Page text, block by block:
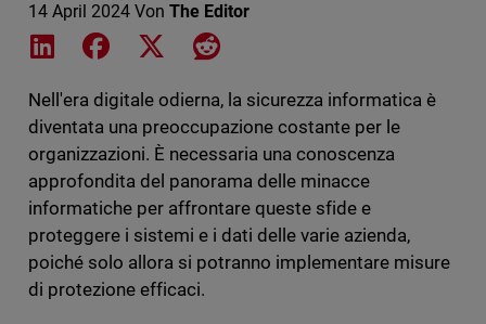
14 April 2024 Von The Editor
Share on LinkedIn
Share on Facebook
Share on XShare on Reddit
Nell'era digitale odierna, la sicurezza informatica è
diventata una preoccupazione costante per le
organizzazioni. È necessaria una conoscenza
approfondita del panorama delle minacce
informatiche per affrontare queste sfide e
proteggere i sistemi e i dati delle varie azienda,
poiché solo allora si potranno implementare misure
di protezione efficaci.